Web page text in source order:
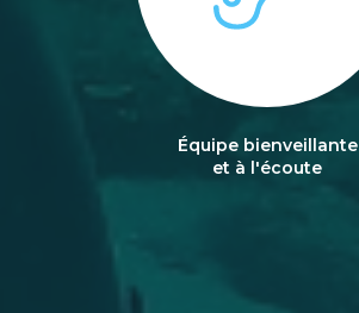
Équipe bienveillante
et à l'écoute